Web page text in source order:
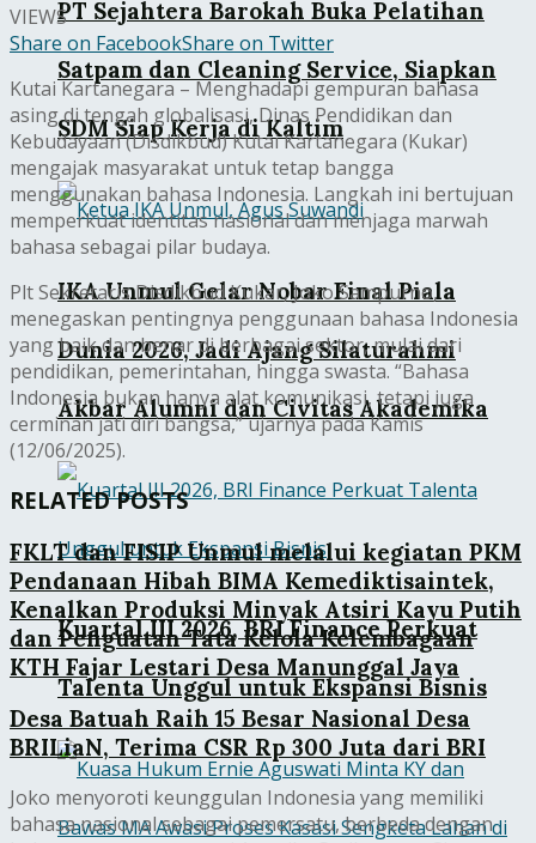
PT Sejahtera Barokah Buka Pelatihan
Satpam dan Cleaning Service, Siapkan
SDM Siap Kerja di Kaltim
IKA Unmul Gelar Nobar Final Piala
Dunia 2026, Jadi Ajang Silaturahmi
Akbar Alumni dan Civitas Akademika
Kuartal III 2026, BRI Finance Perkuat
Talenta Unggul untuk Ekspansi Bisnis
VIEWS
Share on FacebookShare on Twitter
Kutai Kartanegara – Menghadapi gempuran bahasa
asing di tengah globalisasi, Dinas Pendidikan dan
Kebudayaan (Disdikbud) Kutai Kartanegara (Kukar)
mengajak masyarakat untuk tetap bangga
menggunakan bahasa Indonesia. Langkah ini bertujuan
memperkuat identitas nasional dan menjaga marwah
bahasa sebagai pilar budaya.
Plt Sekretaris Disdikbud Kukar, Joko Sampurno,
menegaskan pentingnya penggunaan bahasa Indonesia
yang baik dan benar di berbagai sektor, mulai dari
pendidikan, pemerintahan, hingga swasta. “Bahasa
Indonesia bukan hanya alat komunikasi, tetapi juga
cerminan jati diri bangsa,” ujarnya pada Kamis
(12/06/2025).
RELATED POSTS
FKLT dan FISIP Unmul melalui kegiatan PKM
Pendanaan Hibah BIMA Kemediktisaintek,
Kenalkan Produksi Minyak Atsiri Kayu Putih
dan Penguatan Tata Kelola Kelembagaan
KTH Fajar Lestari Desa Manunggal Jaya
Desa Batuah Raih 15 Besar Nasional Desa
BRILiaN, Terima CSR Rp 300 Juta dari BRI
Joko menyoroti keunggulan Indonesia yang memiliki
bahasa nasional sebagai pemersatu, berbeda dengan